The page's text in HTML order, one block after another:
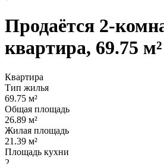
Продаётся 2-
квартира, 69.75 м²
Квартира
Тип жилья
69.75 м²
Общая площадь
26.89 м²
Жилая площадь
21.39 м²
Площадь кухни